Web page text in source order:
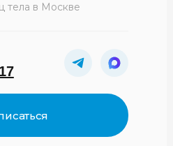
тела в Москве